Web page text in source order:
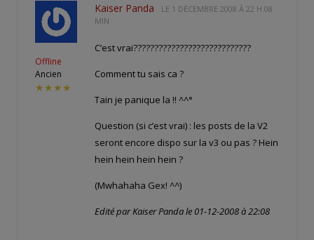
Offline
Ancien
★★★★
Kaiser Panda LE 1 DÉCEMBRE 2008 À 22 H 08
MIN
C’est vrai????????????????????????????
Comment tu sais ca ?
Tain je panique la !! ^^°
Question (si c’est vrai) : les posts de la V2
seront encore dispo sur la v3 ou pas ? Hein
hein hein hein hein ?
(Mwhahaha Gex! ^^)
Edité par Kaiser Panda le 01-12-2008 à 22:08